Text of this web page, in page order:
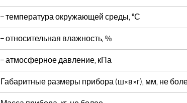
– температура окружающей среды, ºС
– относительная влажность, %
– атмосферное давление, кПа
Габаритные размеры прибора (ш×в×г), мм, не